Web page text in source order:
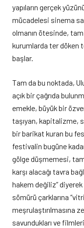
yapıların gerçek
mücadelesi sinema
olmanın ötesinde, tam
kurumlarda ter döken
başlar.
Tam da bu noktada,
açık bir çağrıda
emekle, büyük bir
taşıyan, kapitalizme,
bir barikat kuran bu
festivalin bugüne
gölge düşmemesi,
karşı alacağı tavra
hakem değiliz” diyerek
sömürü çarklarına
meşrulaştırılmasına
savundukları ve